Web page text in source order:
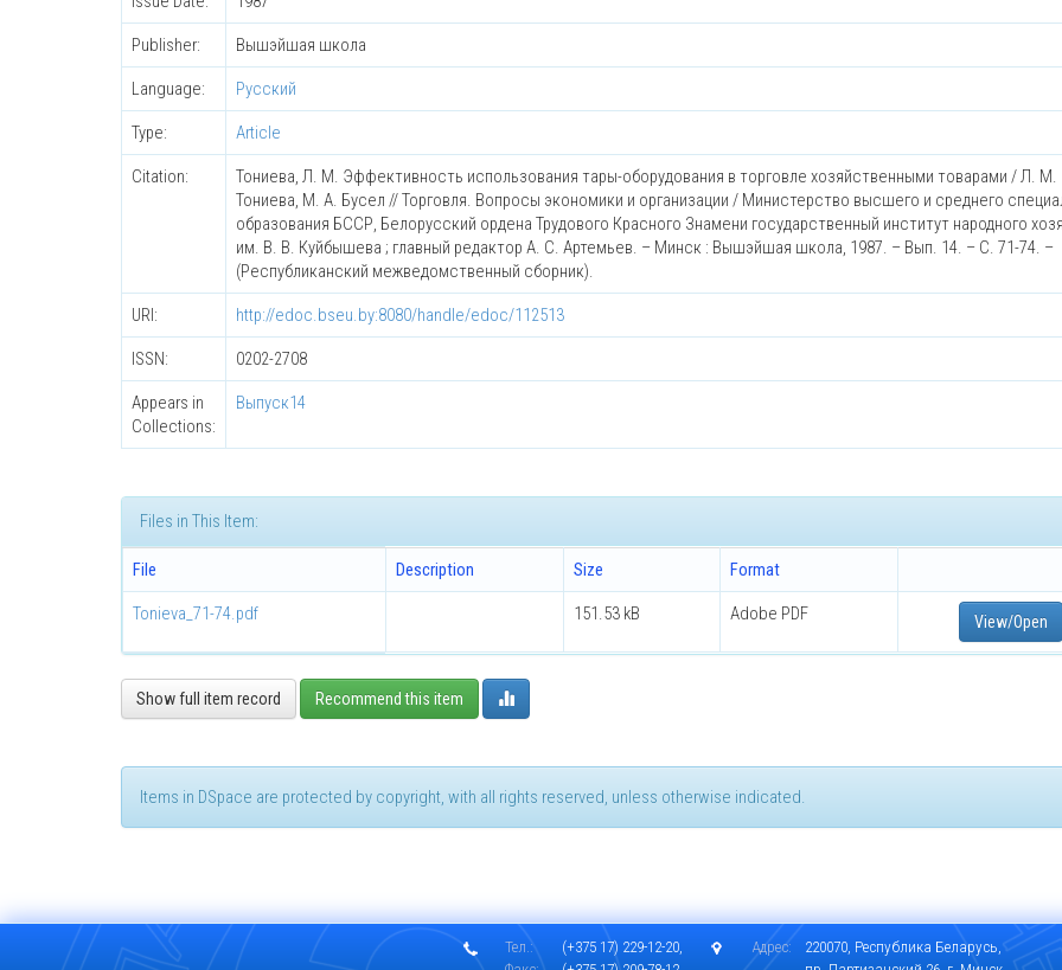
Publisher: Вышэйшая школа
Language: Русский
Type: Article
Citation:
Тониева, Л. М. Эффективность использования тары-оборудования в торговле хозяйственными товарами / Л. М.
Тониева, М. А. Бусел // Торговля. Вопросы экономики и организации / Министерство высшего и среднего
образования БССР, Белорусский ордена Трудового Красного Знамени государственный институт народного
им. В. В. Куйбышева ; главный редактор А. С. Артемьев. – Минск : Вышэйшая школа, 1987. – Вып. 14. – С. 71-74. –
(Республиканский межведомственный сборник).
URI: http://edoc.bseu.by:8080/handle/edoc/112513
ISSN: 0202-2708
Appears in
Collections:
Выпуск14
Files in This Item:
File Description Size Format
Tonieva_71-74.pdf 151.53 kB Adobe PDF View/Open
Show full item record Recommend this item
Items in DSpace are protected by copyright, with all rights reserved, unless otherwise indicated.
Тел.:
(+375 17) 229-12-20,
Адрес:
220070, Республика Беларусь,